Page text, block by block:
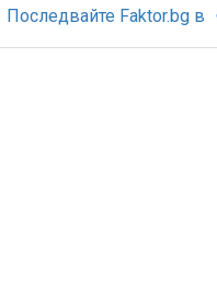
Последвайте Faktor.bg в